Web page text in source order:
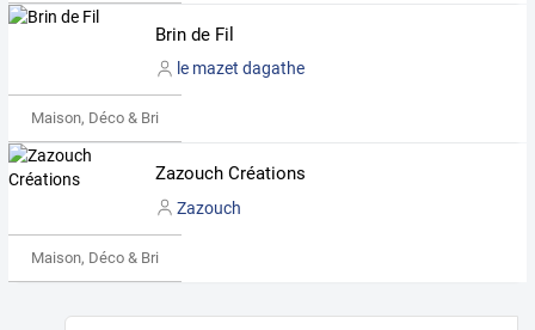
Brin de Fil
le mazet dagathe
Maison, Déco & Bricolage
Zazouch Créations
Zazouch
Maison, Déco & Bricolage